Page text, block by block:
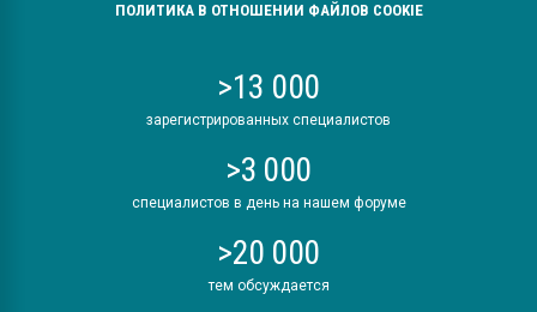
ПОЛИТИКА В ОТНОШЕНИИ ФАЙЛОВ COOKIE
>13 000
зарегистрированных специалистов
>3 000
специалистов в день на нашем форуме
>20 000
тем обсуждается